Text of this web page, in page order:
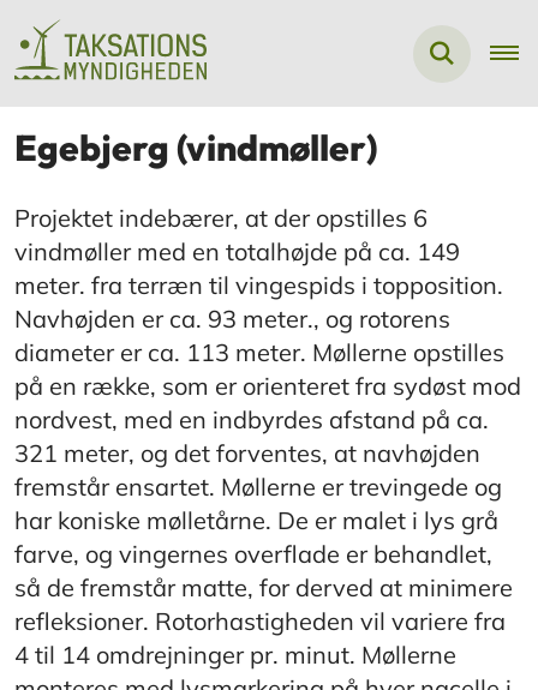
Egebjerg (vindmøller)
Projektet indebærer, at der opstilles 6
vindmøller med en totalhøjde på ca. 149
meter. fra terræn til vingespids i topposition.
Navhøjden er ca. 93 meter., og rotorens
diameter er ca. 113 meter. Møllerne opstilles
på en række, som er orienteret fra sydøst mod
nordvest, med en indbyrdes afstand på ca.
321 meter, og det forventes, at navhøjden
fremstår ensartet. Møllerne er trevingede og
har koniske mølletårne. De er malet i lys grå
farve, og vingernes overflade er behandlet,
så de fremstår matte, for derved at minimere
refleksioner. Rotorhastigheden vil variere fra
4 til 14 omdrejninger pr. minut. Møllerne